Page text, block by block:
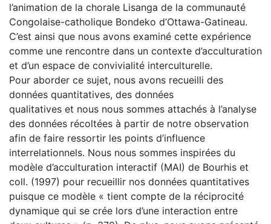
l’animation de la chorale Lisanga de la communauté
Congolaise-catholique Bondeko d’Ottawa-Gatineau.
C’est ainsi que nous avons examiné cette expérience
comme une rencontre dans un contexte d’acculturation
et d’un espace de convivialité interculturelle.
Pour aborder ce sujet, nous avons recueilli des
données quantitatives, des données
qualitatives et nous nous sommes attachés à l’analyse
des données récoltées à partir de notre observation
afin de faire ressortir les points d’influence
interrelationnels. Nous nous sommes inspirées du
modèle d’acculturation interactif (MAI) de Bourhis et
coll. (1997) pour recueillir nos données quantitatives
puisque ce modèle « tient compte de la réciprocité
dynamique qui se crée lors d’une interaction entre